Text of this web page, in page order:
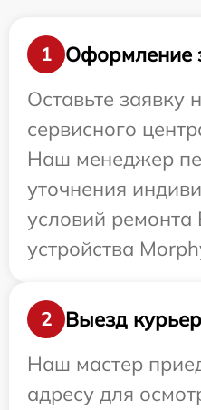
1
Оформление
Оставьте заявку
сервисного
Наш менеджер
уточнения
условий ремонта
устройства
2
Выезд
Наш мастер
адресу для